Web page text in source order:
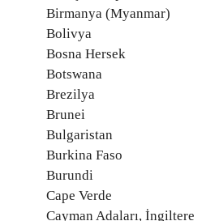
Birmanya (Myanmar)
Bolivya
Bosna Hersek
Botswana
Brezilya
Brunei
Bulgaristan
Burkina Faso
Burundi
Cape Verde
Cayman Adaları, İngiltere